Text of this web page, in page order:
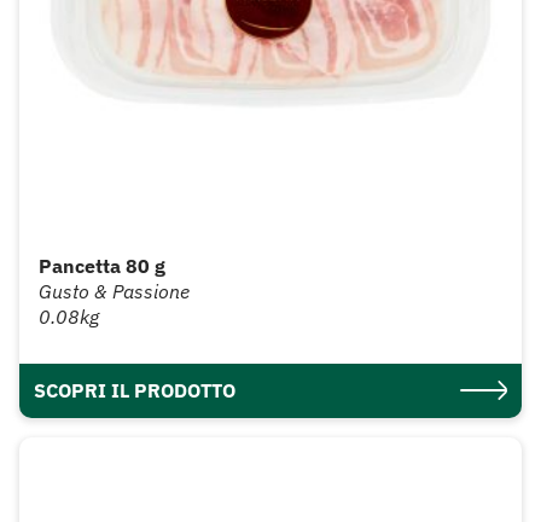
Pancetta 80 g
Gusto & Passione
0.08kg
SCOPRI IL PRODOTTO